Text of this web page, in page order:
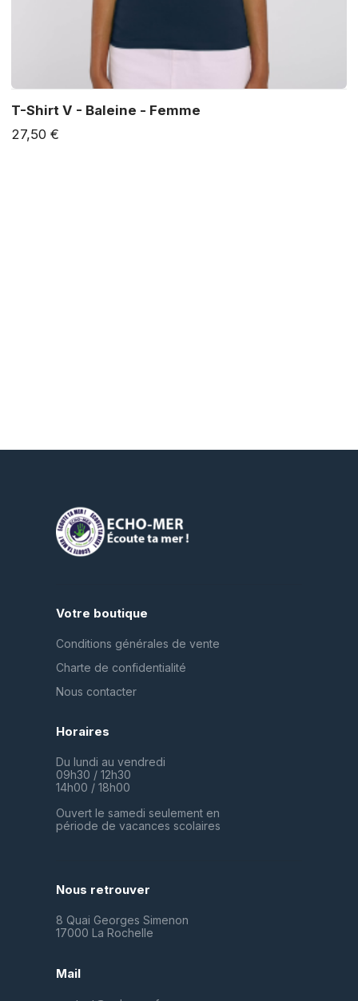
T-Shirt V - Baleine - Femme
27,50 €
Votre boutique
Conditions générales de vente
Charte de confidentialité
Nous contacter
Horaires
Du lundi au vendredi
09h30 / 12h30
14h00 / 18h00
Ouvert le samedi seulement en
période de vacances scolaires
Nous retrouver
8 Quai Georges Simenon
17000 La Rochelle
Mail